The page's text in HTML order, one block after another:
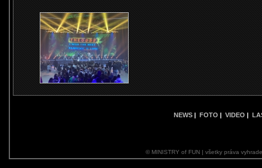
NEWS | FOTO | VIDEO |
© MINISTRY of FUN | všetky práva